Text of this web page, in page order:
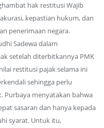
hak restitusi Wajib
kepastian hukum, dan
penerimaan negara.
Sadewa dalam
setelah diterbitkannya PMK
restitusi pajak selama ini
sehingga perlu
Purbaya menyatakan bahwa
sasaran dan hanya kepada
syarat. Untuk itu,